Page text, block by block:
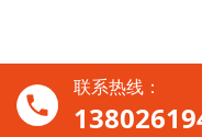
联系热线：